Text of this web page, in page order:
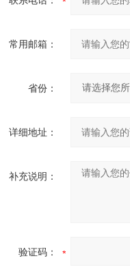
常用邮箱：
省份：
详细地址：
补充说明：
验证码：